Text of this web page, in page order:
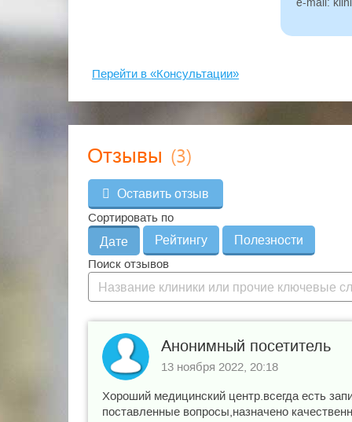
компьютерная томография)
Гистероскопия с гистологическим
(обязательно при неудачах в ранее
Перейти в «Консультации»
Отзывы (3)
Оставить отзыв
Сортировать по
Дате
Рейтингу
Полезности
Поиск отзывов
Анонимный посетитель
13 ноября 2022, 20:18
Хороший медицинский центр.всегда есть
поставленные вопросы,назначено